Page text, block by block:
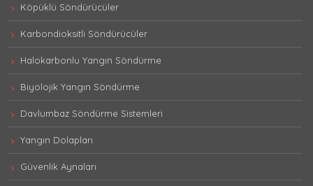
Köpüklü Söndürücüler
Karbondioksitli Söndürücüler
Halokarbonlu Yangın Söndürme
Biyolojik Yangın Söndürme
Davlumbaz Söndürme Sistemleri
Yangın Dolapları
Güvenlik Aynaları